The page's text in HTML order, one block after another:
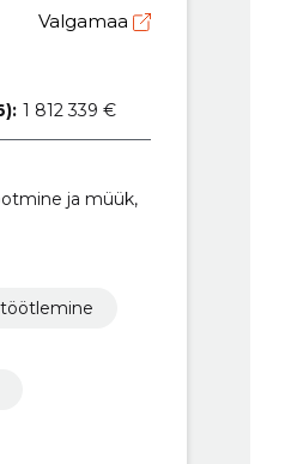
Valgamaa
1 812 339 €
ja müük,